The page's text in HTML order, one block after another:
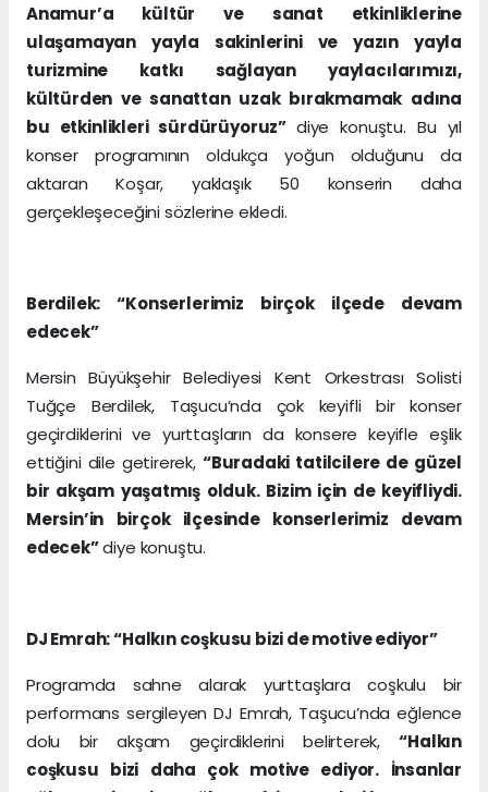
Anamur’a kültür ve sanat etkinliklerine
ulaşamayan yayla sakinlerini ve yazın yayla
turizmine katkı sağlayan yaylacılarımızı,
kültürden ve sanattan uzak bırakmamak adına
bu etkinlikleri sürdürüyoruz”diye konuştu. Bu yıl
konser programının oldukça yoğun olduğunu da
aktaran Koşar, yaklaşık 50 konserin daha
gerçekleşeceğini sözlerine ekledi.
Berdilek: “Konserlerimiz birçok ilçede devam
edecek”
Mersin Büyükşehir Belediyesi Kent Orkestrası Solisti
Tuğçe Berdilek, Taşucu’nda çok keyifli bir konser
geçirdiklerini ve yurttaşların da konsere keyifle eşlik
ettiğini dile getirerek, “Buradaki tatilcilere de güzel
bir akşam yaşatmış olduk. Bizim için de keyifliydi.
Mersin’in birçok ilçesinde konserlerimiz devam
edecek”diye konuştu.
DJ Emrah: “Halkın coşkusu bizi de motive ediyor”
Programda sahne alarak yurttaşlara coşkulu bir
performans sergileyen DJ Emrah, Taşucu’nda eğlence
dolu bir akşam geçirdiklerini belirterek,“Halkın
coşkusu bizi daha çok motive ediyor. İnsanlar